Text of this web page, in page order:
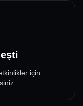
için